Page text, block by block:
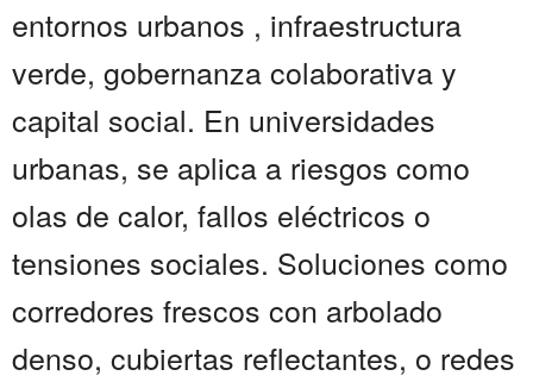
entornos urbanos , infraestructura
verde, gobernanza colaborativa y
capital social. En universidades
urbanas, se aplica a riesgos como
olas de calor, fallos eléctricos o
tensiones sociales. Soluciones como
corredores frescos con arbolado
denso, cubiertas reflectantes, o redes